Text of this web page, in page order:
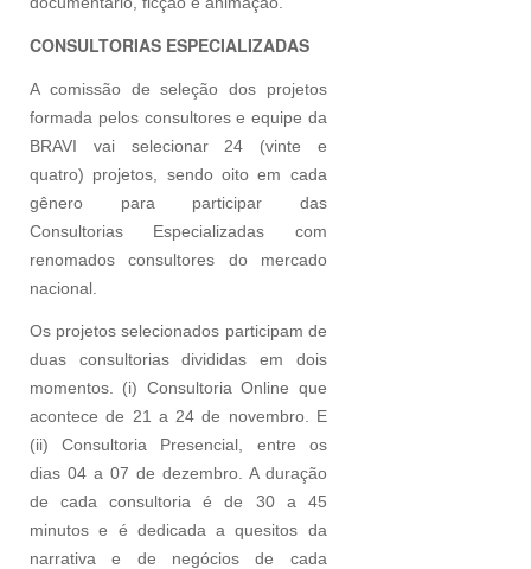
CONSULTORIAS ESPECIALIZADAS
A comissão de seleção dos projetos
formada pelos consultores e equipe da
BRAVI vai selecionar 24 (vinte e
quatro) projetos, sendo oito em cada
gênero para participar das
Consultorias Especializadas com
renomados consultores do mercado
nacional.
Os projetos selecionados participam de
duas consultorias divididas em dois
momentos. (i) Consultoria Online que
acontece de 21 a 24 de novembro. E
(ii) Consultoria Presencial, entre os
dias 04 a 07 de dezembro. A duração
de cada consultoria é de 30 a 45
minutos e é dedicada a quesitos da
narrativa e de negócios de cada